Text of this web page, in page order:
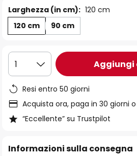
Larghezza (in cm): 120 cm
120 cm
90 cm
1 Aggiungi
Resi entro 50 giorni
Acquista ora, paga in 30 giorni
“Eccellente” su Trustpilot
Informazioni sulla consegna